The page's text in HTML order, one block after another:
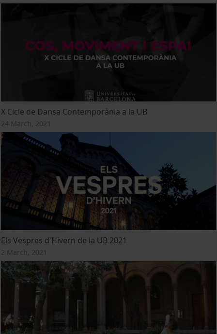
X Cicle de Dansa Contemporània a la UB
24 March, 2021
Els Vespres d'Hivern de la UB 2021
2 March, 2021